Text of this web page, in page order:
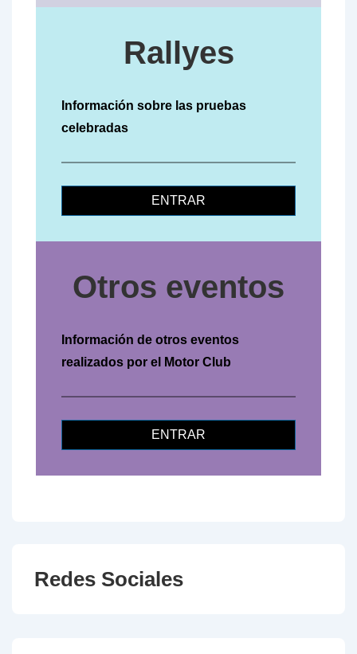
Rallyes
Información sobre las pruebas
celebradas
ENTRAR
Otros eventos
Información de otros eventos
realizados por el Motor Club
ENTRAR
Redes Sociales